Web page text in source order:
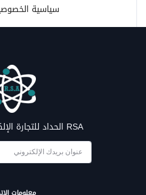
سياسية
RSA الحداد للتجارة الإلكترونية والإستيراد